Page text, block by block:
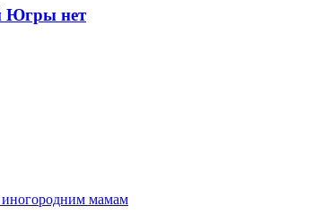
Югры нет